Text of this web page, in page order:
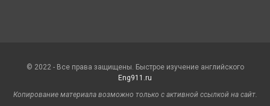
© 2022 - Все права защищены. Быстрое изучение английского
Eng911.ru
Копирование материала возможно только с активной ссылкой на сайт.